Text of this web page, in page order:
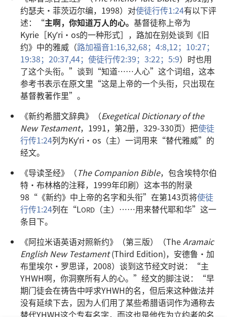
约瑟夫·菲茨迈尔编，1998）对使徒行传1:24有以下评
述：“主啊，你知道万人的心。 基督徒称上帝为
Kyrie［Kyʹri·os的一种形式］，路加在别处谈到《旧
约》中的雅威（路加福音1:16,32,68； 4:8,12； 10:27；
19:38； 20:37,44； 使徒行传2:39； 3:22； 5:9）时也用
了这个头衔。”谈到“知道……人心”这个词组，这本
参考书表示在原文里“这是上帝的一个头衔，只出现在
基督教著作里”。
《新约希腊文辞典》（Exegetical Dictionary of the
New Testament，1991，第2册，329-330页）把使徒
行传1:24列为Kyʹri·os（主）一词用来“替代雅威”的
经文。
《导读圣经》（The Companion Bible，包含埃特尔伯
特·布林格的注释，1999年印刷）这本书的附录
98“《新约》中上帝的名字和头衔”在第143页将使徒
行传1:24列在“LORD （主）……用来替代耶和华”这一
条目下。
《阿拉米语英语对照新约》（第三版）（TheAramaic
English New Testament(Third Edition)，安德鲁·加
布里埃尔·罗思译，2008）谈到这节经文时说：“主
YHWH啊，你洞察所有人的心。”经文的脚注说：“早
期门徒会在祷告中呼求YHWH的名，但后来这种做法并
没有延续下去，因为人们用了某些希腊语词作为通称去
替代YHWH这个专有名字，而这也是他作为立约者的名